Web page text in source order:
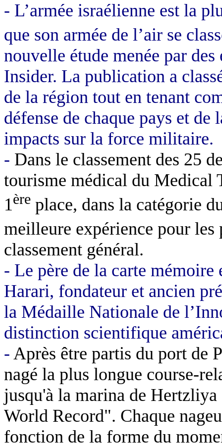
- L’armée israélienne est la
que son armée de l’air se
nouvelle étude menée par
Insider. La publication a
de la région tout en tenant
défense de chaque pays et
impacts sur la force militaire.
- Dans le classement des 25
tourisme médical du Medical
1ère place, dans la catégorie
meilleure expérience pour les
classement général.
- Le père de la carte
Harari, fondateur et ancien
la Médaille Nationale de
distinction scientifique
- Après être partis du port de
nagé la plus longue course-
jusqu'à la marina de
World Record". Chaque
fonction de la forme du